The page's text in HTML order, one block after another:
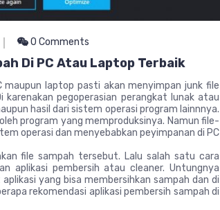
0 Comments
Di PC Atau Laptop Terbaik
maupun laptop pasti akan menyimpan junk file
pegoperasian perangkat lunak atau
hasil dari sistem operasi program lainnnya.
program yang memproduksinya. Namun file-
operasi dan menyebabkan peyimpanan di PC
file sampah tersebut. Lalu salah satu cara
aplikasi pembersih atau cleaner. Untungnya
yang bisa membersihkan sampah dan di
rekomendasi aplikasi pembersih sampah di